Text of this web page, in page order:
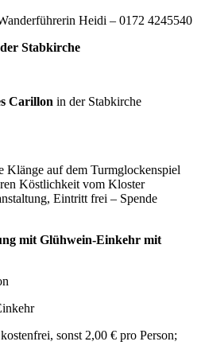
Heidi – 0172 4245540
Stabkirche
Carillon in der Stabkirche
Klänge auf dem Turmglockenspiel
Köstlichkeit vom Kloster
Eintritt frei – Spende
mit Glühwein-Einkehr mit
sonst 2,00 € pro Person;